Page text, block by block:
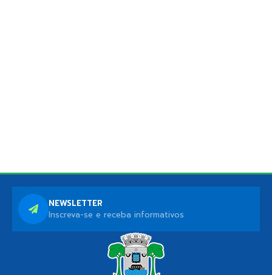
NEWSLETTER
Inscreva-se e receba informativos